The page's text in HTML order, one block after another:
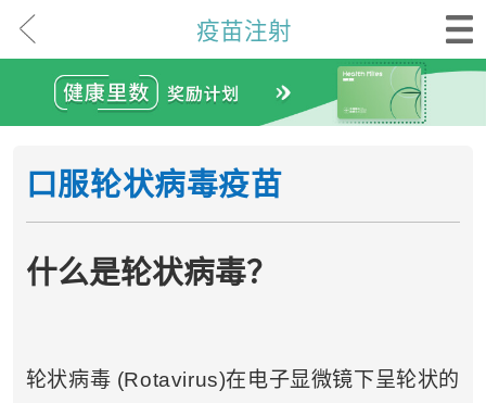
疫苗注射
口服轮状病毒疫苗
什么是轮状病毒？
轮状病毒 (Rotavirus)在电子显微镜下呈轮状的